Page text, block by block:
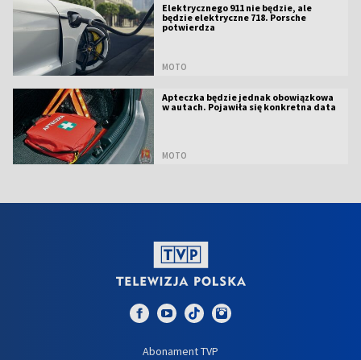
Elektrycznego 911 nie będzie, ale
będzie elektryczne 718. Porsche
potwierdza
MOTO
Apteczka będzie jednak obowiązkowa
w autach. Pojawiła się konkretna data
MOTO
Abonament TVP